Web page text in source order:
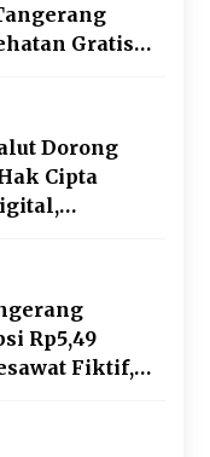
Gratis
Dorong
Cipta
Royalti
Rp5,49
Fiktif,